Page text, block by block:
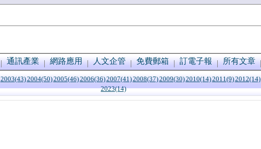
通訊產業 網路應用 人文企管 免費郵箱 訂電子報 所有文章
2003(43)2004(50)2005(46)2006(36)2007(41)2008(37)2009(30)2010(14)2011(9)2012(14)
2023(14)